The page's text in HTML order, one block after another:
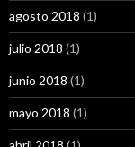
agosto 2018 (1)
julio 2018 (1)
junio 2018 (1)
mayo 2018 (1)